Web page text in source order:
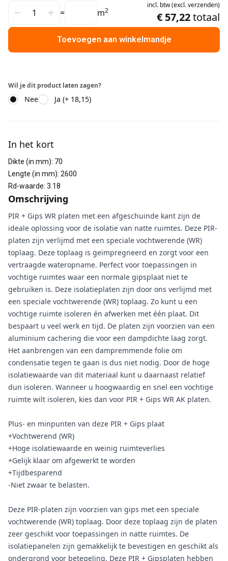
= m2
incl. btw(excl.verzenden)
€ 57,22totaal
Toevoegen aan winkelmandje
Wil je dit product laten zagen?
Nee Ja (+ 18,15)
In het kort
Dikte (in mm): 70
Lengte (in mm): 2600
Rd-waarde: 3.18
Omschrijving
PIR + Gips WR platen met een afgeschuinde kant zijn de
ideale oplossing voor de isolatie van natte ruimtes. Deze PIR-
platen zijn verlijmd met een speciale vochtwerende (WR)
toplaag. Deze toplaag is geïmpregneerd en zorgt voor een
vertraagde wateropname. Perfect voor toepassingen in
vochtige ruimtes waar een normale gipsplaat niet te
gebruiken is. Deze isolatieplaten zijn door ons verlijmd met
een speciale vochtwerende (WR) toplaag. Zo kunt u een
vochtige ruimte isoleren én afwerken met één plaat. Dit
bespaart u veel werk en tijd. De platen zijn voorzien van een
aluminium cachering die voor een dampdichte laag zorgt.
Het aanbrengen van een dampremmende folie om
condensatie tegen te gaan is dus niet nodig. Door de hoge
isolatiewaarde van dit materiaal kunt u daarnaast relatief
dun isoleren. Wanneer u hoogwaardig en snel een vochtige
ruimte wilt isoleren, kies dan voor PIR + Gips WR AK platen.
Plus- en minpunten van deze PIR + Gips plaat
+Vochtwerend (WR)
+Hoge isolatiewaarde en weinig ruimteverlies
+Gelijk klaar om afgewerkt te worden
+Tijdbesparend
-Niet zwaar te belasten.
Deze PIR-platen zijn voorzien van gips met een speciale
vochtwerende (WR) toplaag. Door deze toplaag zijn de platen
zeer geschikt voor toepassingen in natte ruimtes. De
isolatiepanelen zijn gemakkelijk te bevestigen en geschikt als
ondergrond voor betegeling. Deze PIR + Gipsplaten hebben